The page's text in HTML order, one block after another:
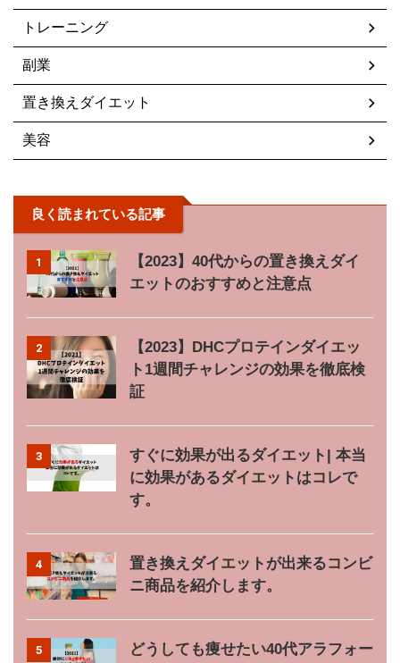
トレーニング
副業
置き換えダイエット
美容
良く読まれている記事
1
【2023】40代からの置き換えダイ
エットのおすすめと注意点
2
【2023】DHCプロテインダイエッ
ト1週間チャレンジの効果を徹底検
証
3
すぐに効果が出るダイエット| 本当
に効果があるダイエットはコレで
す。
4
置き換えダイエットが出来るコンビ
ニ商品を紹介します。
5 どうしても痩せたい40代アラフォー